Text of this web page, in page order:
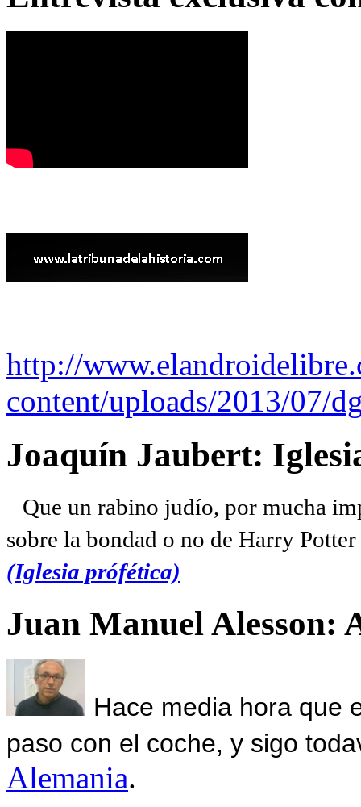
http://
content/uploads/2013/07/
Joaquín Jaubert:
Que un rabino judío, por mucha
sobre la bondad o no de Harry
(Iglesia prófética)
Juan Manuel Alesson:
Hace media hora que
paso con el coche, y sigo
Alemania.